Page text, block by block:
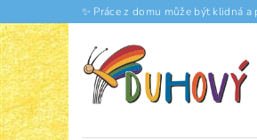
✨ Práce z domu může být klidná